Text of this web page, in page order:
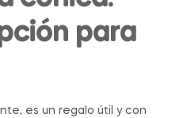
para
es un regalo útil y con